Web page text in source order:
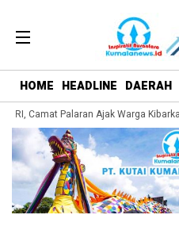
HOME HEADLINE DAERAH
RI, Camat Palaran Ajak Warga